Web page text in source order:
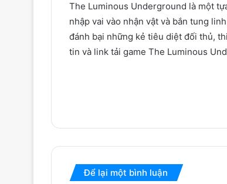
The Luminous Underground là một
nhập vai vào nhận vật và bắn tung
đánh bại những kẻ tiêu diệt đối thủ,
tin và link tải game The Luminous
Để lại một bình luận